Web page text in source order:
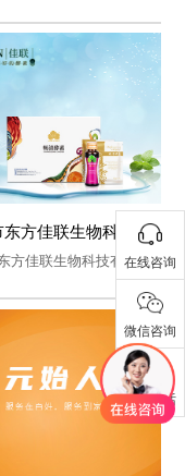
金牌好师傅
- 东方佳联 -
东方佳联生物科技有限
公司
东方佳联生物科技有
限公司
方佳联生物科技有限公
在线咨询
微信咨询
联系电话